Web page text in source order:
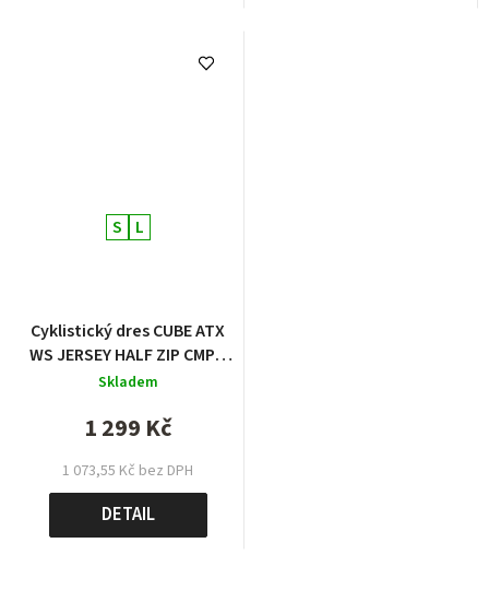
S L
Cyklistický dres CUBE ATX
WS JERSEY HALF ZIP CMPT
S/S
Skladem
1 073,55 Kč bez DPH
1 299 Kč
DETAIL